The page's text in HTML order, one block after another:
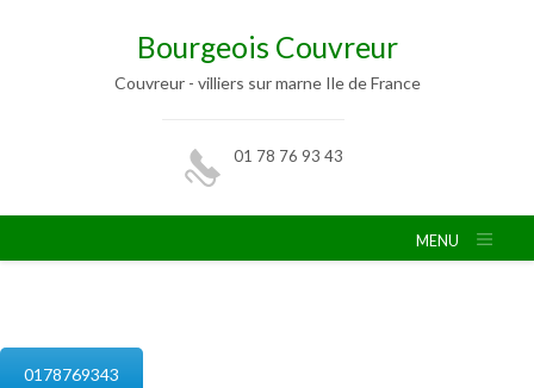
Bourgeois Couvreur
Couvreur - villiers sur marne Ile de France
01 78 76 93 43
MENU
0178769343